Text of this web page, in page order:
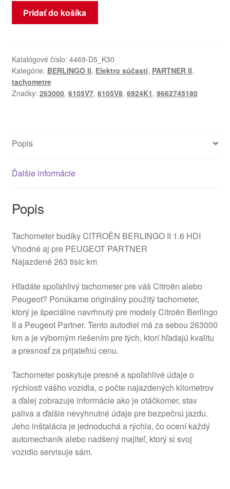
množstvo
Tachometer
najazdené
263000
km
9662745180
Pridať do košíka
Katalógové číslo: 4469-D5_K30
Kategórie: BERLINGO II, Elektro súčasti, PARTNER II,
tachometre
Značky: 263000, 6105V7, 6105V8, 6924K1, 9662745180
Popis
Ďalšie informácie
Popis
Tachometer budíky CITROËN BERLINGO II 1.6 HDI
Vhodné aj pre PEUGEOT PARTNER
Najazdené 263 tisíc km
Hľadáte spoľahlivý tachometer pre váš Citroën alebo
Peugeot? Ponúkame originálny použitý tachometer,
ktorý je špeciálne navrhnutý pre modely Citroën Berlingo
II a Peugeot Partner. Tento autodiel má za sebou 263000
km a je výborným riešením pre tých, ktorí hľadajú kvalitu
a presnosť za prijateľnú cenu.
Tachometer poskytuje presné a spoľahlivé údaje o
rýchlosti vášho vozidla, o počte najazdených kilometrov
a ďalej zobrazuje informácie ako je otáčkomer, stav
paliva a ďalšie nevyhnutné údaje pre bezpečnú jazdu.
Jeho inštalácia je jednoduchá a rýchla, čo ocení každý
automechanik alebo nadšený majiteľ, ktorý si svoj
vozidlo servisuje sám.